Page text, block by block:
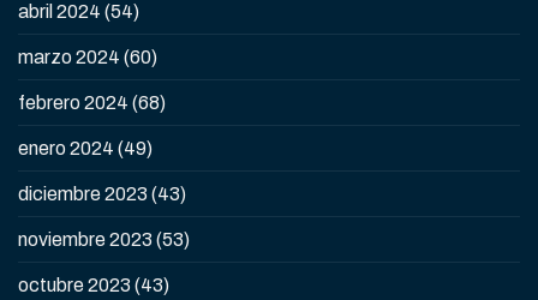
abril 2024 (54)
marzo 2024 (60)
febrero 2024 (68)
enero 2024 (49)
diciembre 2023 (43)
noviembre 2023 (53)
octubre 2023 (43)